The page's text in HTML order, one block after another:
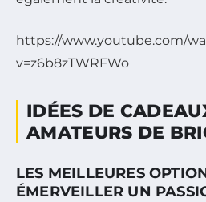
https://www.youtube.com/
v=z6b8zTWRFWo
IDÉES DE
AMATEURS DE
LES MEILLEURES
ÉMERVEILLER UN